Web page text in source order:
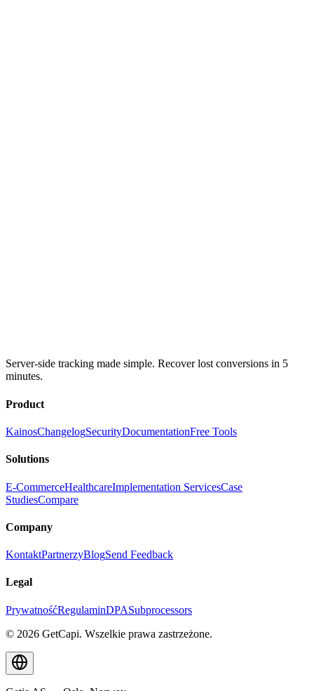
Server-side tracking made simple. Recover lost conversions in 5
minutes.
Product
KainosChangelogSecurityDocumentationFree Tools
Solutions
E-CommerceHealthcareImplementation ServicesCase
StudiesCompare
Company
KontaktPartnerzyBlogSend Feedback
Legal
PrywatnośćRegulaminDPASubprocessors
© 2026 GetCapi. Wszelkie prawa zastrzeżone.